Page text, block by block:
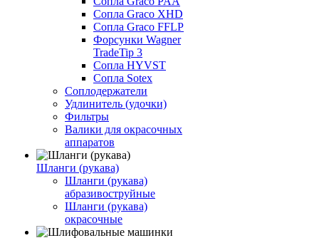
Сопла Graco XHD
Сопла Graco FFLP
Форсунки Wagner
TradeTip 3
Сопла HYVST
Сопла Sotex
Соплодержатели
Удлинитель (удочки)
Фильтры
Валики для окрасочных
аппаратов
Шланги (рукава)
Шланги (рукава)
абразивоструйные
Шланги (рукава)
окрасочные